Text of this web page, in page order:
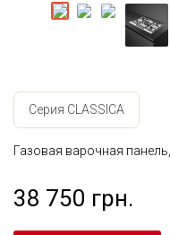
Серия CLASSICA
Газовая варочная
38 750 грн.